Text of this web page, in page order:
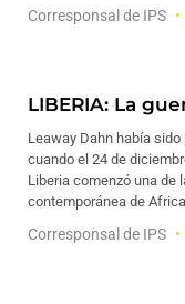
Corresponsal de IPS
LIBERIA: La
Leaway Dahn había
cuando el 24 de
Liberia comenzó una
contemporánea de
Corresponsal de IPS